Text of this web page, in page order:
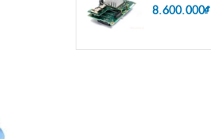
8.600.000₫